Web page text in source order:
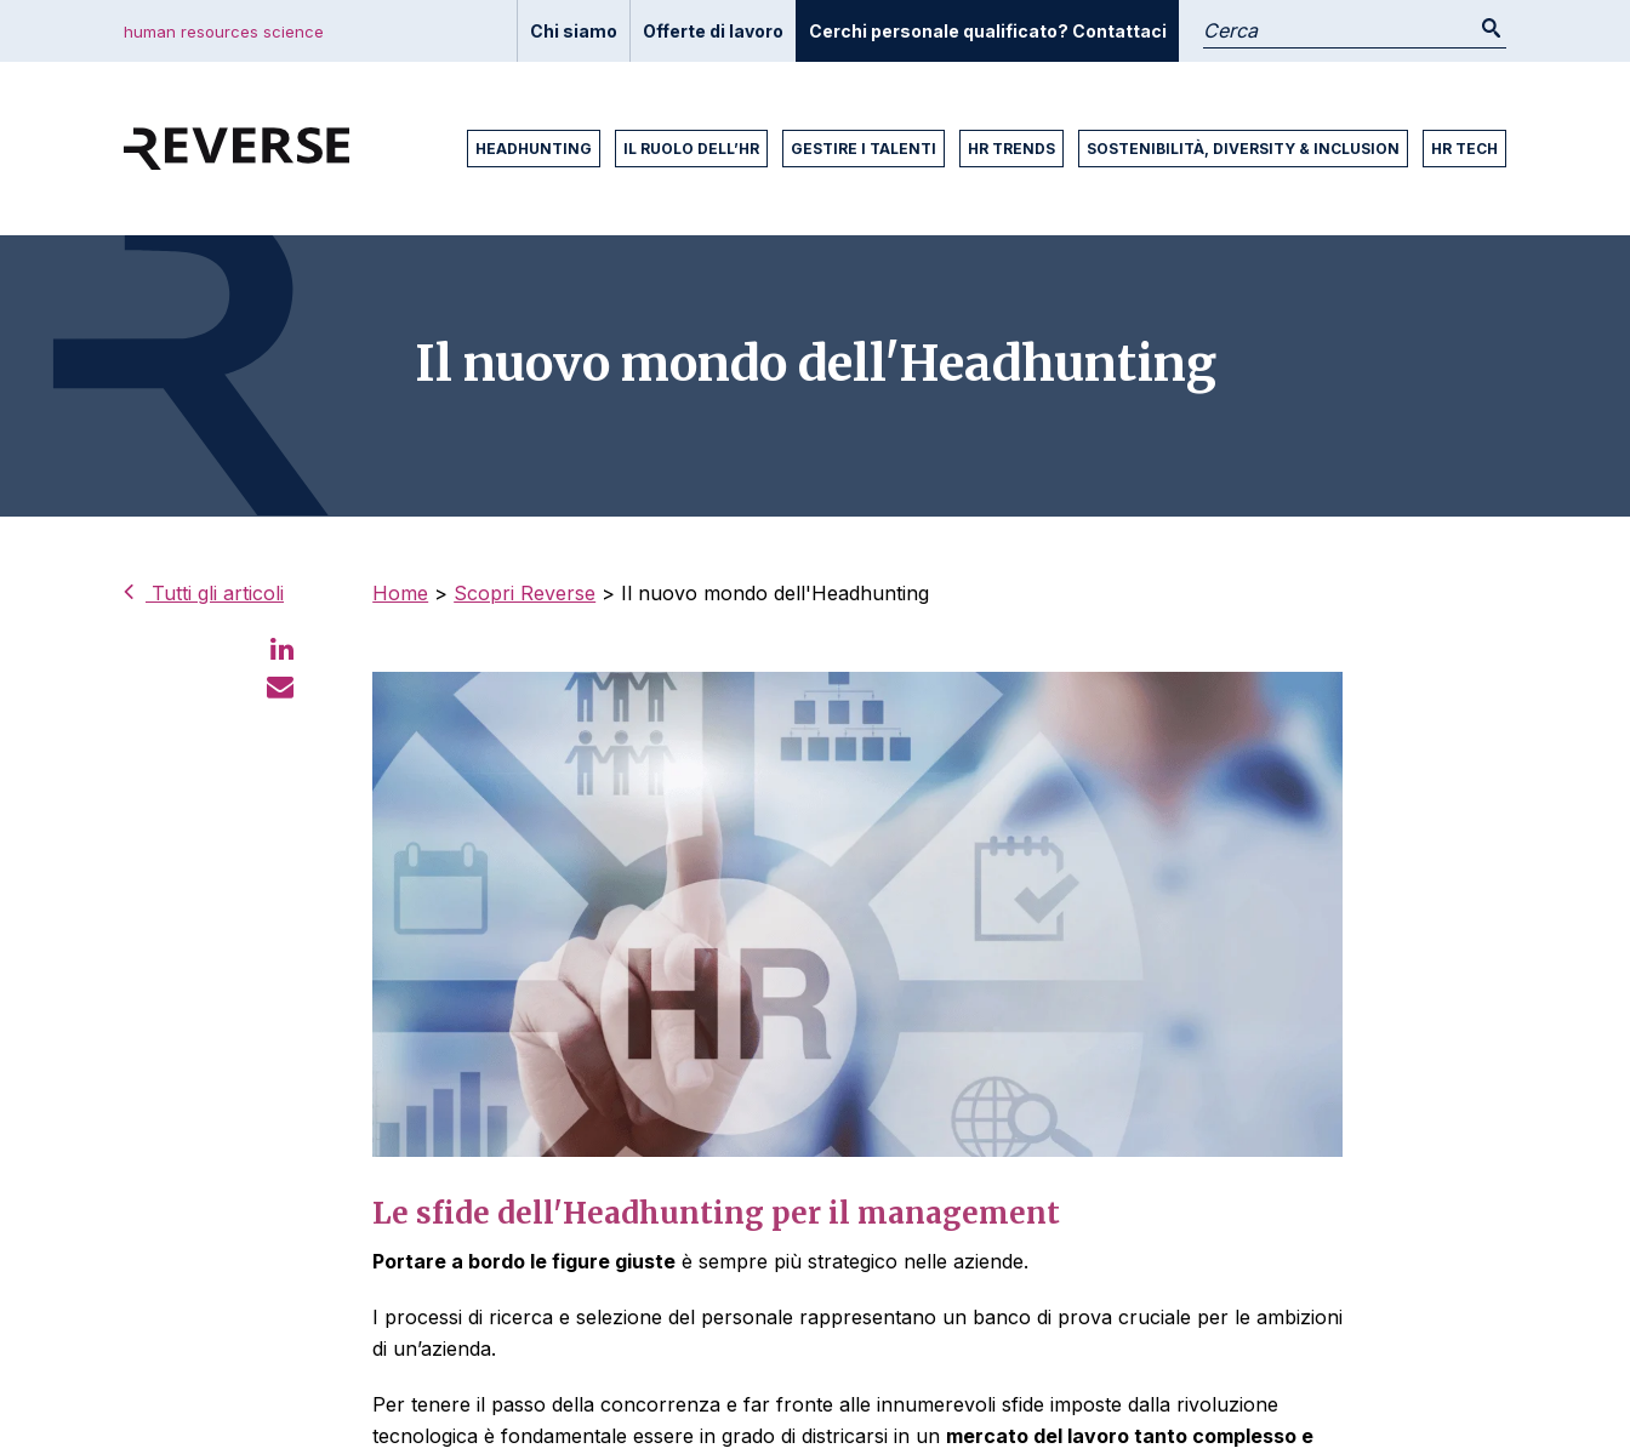
human resources science Chi siamo Offerte di lavoro Cerchi personale qualificato? Contattaci
HEADHUNTING IL RUOLO DELL’HR GESTIRE I TALENTI HR TRENDS SOSTENIBILITÀ, DIVERSITY & INCLUSION HR TECH
Il nuovo mondo dell'Headhunting
Tutti gli articoli Home > Scopri Reverse > Il nuovo mondo dell'Headhunting
Le sfide dell'Headhunting per il management
Portare a bordo le figure giuste è sempre più strategico nelle aziende.
I processi di ricerca e selezione del personale rappresentano un banco di prova cruciale per le ambizioni
di un’azienda.
Per tenere il passo della concorrenza e far fronte alle innumerevoli sfide imposte dalla rivoluzione
tecnologica è fondamentale essere in grado di districarsi in un mercato del lavoro tanto complesso e